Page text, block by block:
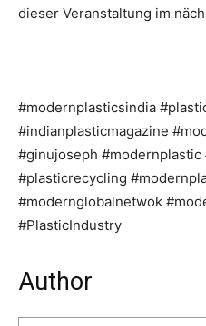
dieser Veranstaltung im
#modernplasticsindia
#indianplasticmagazine
#ginujoseph
#plasticrecycling
#modernglobalnetwok
#PlasticIndustry
Author